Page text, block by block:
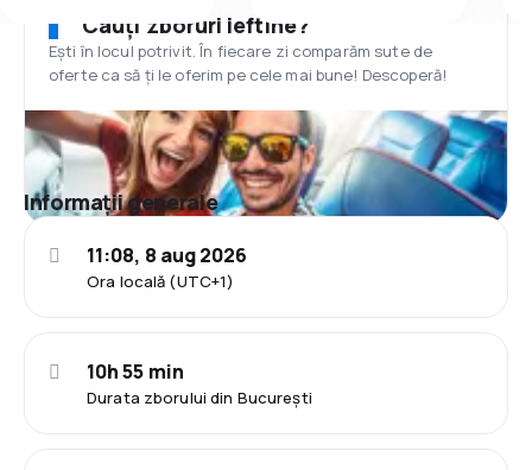
Cauți zboruri ieftine?
Ești în locul potrivit. În fiecare zi comparăm sute de
oferte ca să ți le oferim pe cele mai bune! Descoperă!
Informații generale
Ora locală (UTC+1)
11:08, 8 aug 2026
Durata zborului din București
10h 55 min